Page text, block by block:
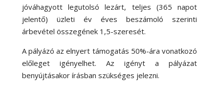
jóváhagyott legutolsó lezárt, teljes (365 napot
jelentő) üzleti év éves beszámoló szerinti
árbevétel összegének 1,5-szeresét.
A pályázó az elnyert támogatás 50%-ára vonatkozó
előleget igényelhet. Az igényt a pályázat
benyújtásakor írásban szükséges jelezni.